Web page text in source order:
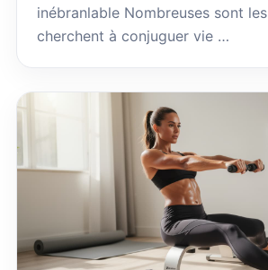
inébranlable Nombreuses sont
cherchent à conjuguer vie …